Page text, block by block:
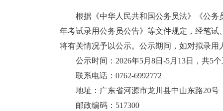
根据《中华人民共和国公务员法》《公务
年考试录用公务员公告》等文件规定，经笔
将有关情况予以公示。公示期间，如对拟录
公示时间：2026年5月8日-5月13日，共5个
联系电话：0762-6992772
地址：广东省河源市龙川县中山东路20号
邮政编码：517300